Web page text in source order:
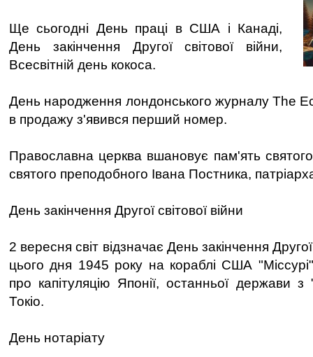
Ще сьогодні День праці в США і Канаді,
День закінчення Другої світової війни,
Всесвітній день кокоса.
День народження лондонського журналу The
в продажу з'явився перший номер.
Православна церква вшановує пам'ять
святого преподобного Івана Постника,
День закінчення Другої світової війни
2 вересня світ відзначає День закінчення
цього дня 1945 року на кораблі США
про капітуляцію Японії, останньої держави
Токіо.
День нотаріату